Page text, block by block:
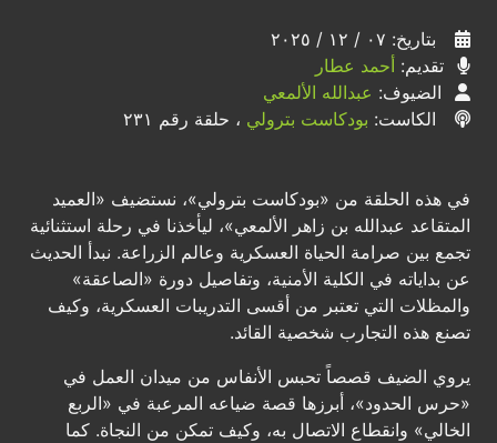
بتاريخ: ٠٧ / ١٢ / ٢٠٢٥
تقديم: أحمد عطار
الضيوف: عبدالله الألمعي
الكاست: بودكاست بترولي ، حلقة رقم ٢٣١
في هذه الحلقة من «بودكاست بترولي»، نستضيف «العميد
المتقاعد عبدالله بن زاهر الألمعي»، ليأخذنا في رحلة استثنائية
تجمع بين صرامة الحياة العسكرية وعالم الزراعة. نبدأ الحديث
عن بداياته في الكلية الأمنية، وتفاصيل دورة «الصاعقة»
والمظلات التي تعتبر من أقسى التدريبات العسكرية، وكيف
تصنع هذه التجارب شخصية القائد.
يروي الضيف قصصاً تحبس الأنفاس من ميدان العمل في
«حرس الحدود»، أبرزها قصة ضياعه المرعبة في «الربع
الخالي» وانقطاع الاتصال به، وكيف تمكن من النجاة. كما